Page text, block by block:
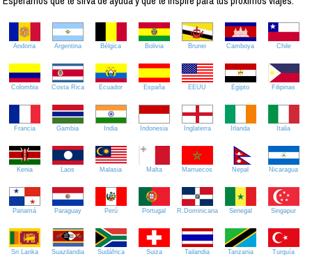
Andorra Argentina Bélgica Bolivia Brunei Camboya Chile
Colombia Costa Rica Ecuador España EEUU Egipto Filipinas
Francia Gambia India Indonesia Inglaterra Irlanda Italia
Kenia Laos Malasia Malta Marruecos Nepal Nicaragua
Panamá Paraguay Perú Portugal R.Dominicana Senegal Singapur
Sri Lanka Suazilandia Sudáfrica Suiza Tailandia Tanzania Turquía